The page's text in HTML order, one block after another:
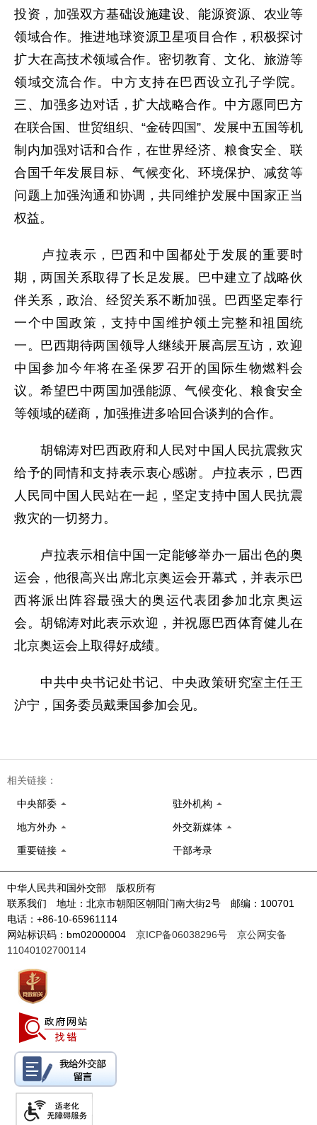
投资，加强双方基础设施建设、能源资源、农业等
领域合作。推进地球资源卫星项目合作，积极探讨
扩大在高技术领域合作。密切教育、文化、旅游等
领域交流合作。中方支持在巴西设立孔子学院。
三、加强多边对话，扩大战略合作。中方愿同巴方
在联合国、世贸组织、“金砖四国”、发展中五国等机
制内加强对话和合作，在世界经济、粮食安全、联
合国千年发展目标、气候变化、环境保护、减贫等
问题上加强沟通和协调，共同维护发展中国家正当
权益。
卢拉表示，巴西和中国都处于发展的重要时
期，两国关系取得了长足发展。巴中建立了战略伙
伴关系，政治、经贸关系不断加强。巴西坚定奉行
一个中国政策，支持中国维护领土完整和祖国统
一。巴西期待两国领导人继续开展高层互访，欢迎
中国参加今年将在圣保罗召开的国际生物燃料会
议。希望巴中两国加强能源、气候变化、粮食安全
等领域的磋商，加强推进多哈回合谈判的合作。
胡锦涛对巴西政府和人民对中国人民抗震救灾
给予的同情和支持表示衷心感谢。卢拉表示，巴西
人民同中国人民站在一起，坚定支持中国人民抗震
救灾的一切努力。
卢拉表示相信中国一定能够举办一届出色的奥
运会，他很高兴出席北京奥运会开幕式，并表示巴
西将派出阵容最强大的奥运代表团参加北京奥运
会。胡锦涛对此表示欢迎，并祝愿巴西体育健儿在
北京奥运会上取得好成绩。
中共中央书记处书记、中央政策研究室主任王
沪宁，国务委员戴秉国参加会见。
相关链接：
中央部委 驻外机构
地方外办 外交新媒体
重要链接 干部考录
中华人民共和国外交部 版权所有
联系我们 地址：北京市朝阳区朝阳门南大街2号 邮编：100701
电话：+86-10-65961114
网站标识码：bm02000004 京ICP备06038296号
京公网安备
11040102700114